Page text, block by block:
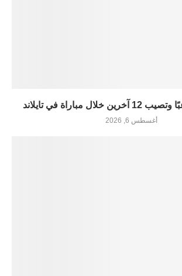
مباراة في تايلاند
أغسطس 6, 2026